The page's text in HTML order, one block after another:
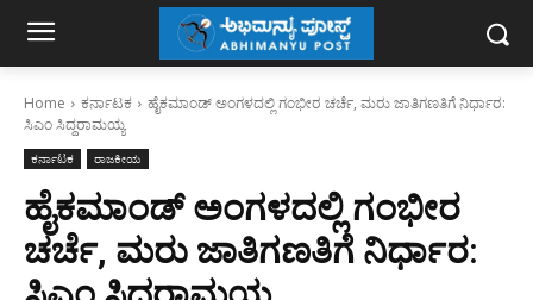
Home ಕರ್ನಾಟಕ
ಹೈಕಮಾಂಡ್‌ ಅಂಗಳದಲ್ಲಿ ಗಂಭೀರ ಚರ್ಚೆ, ಮರು ಜಾತಿಗಣತಿಗೆ ನಿರ್ಧಾರ:
ಸಿಎಂ‌ ಸಿದ್ದರಾಮಯ್ಯ
ಕರ್ನಾಟಕ ರಾಜಕೀಯ
ಹೈಕಮಾಂಡ್‌ ಅಂಗಳದಲ್ಲಿ ಗಂಭೀರ
ಚರ್ಚೆ, ಮರು ಜಾತಿಗಣತಿಗೆ ನಿರ್ಧಾರ: